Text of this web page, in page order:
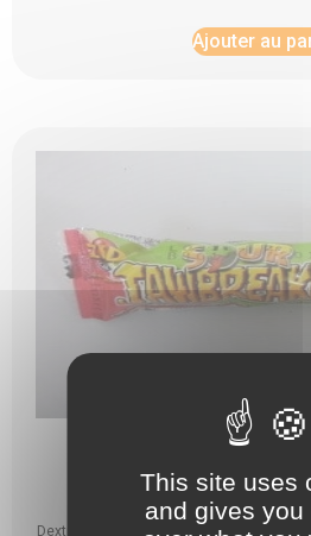
Ajouter au
Dextrose, sucre, gomme base, sirop de
This site uses
and gives you